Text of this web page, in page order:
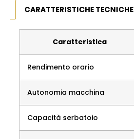
CARATTERISTICHE TECNICHE
Caratteristica
Rendimento orario
Autonomia macchina
Capacità serbatoio